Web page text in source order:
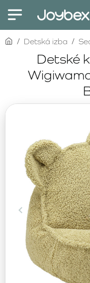
Detské
homeDetská izba